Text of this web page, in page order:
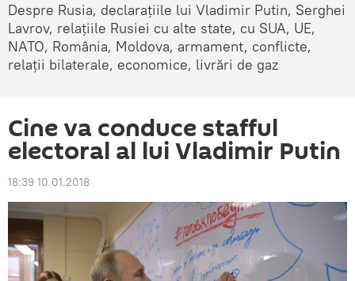
Despre Rusia, declarațiile lui Vladimir Putin, Serghei
Lavrov, relațiile Rusiei cu alte state, cu SUA, UE,
NATO, România, Moldova, armament, conflicte,
relații bilaterale, economice, livrări de gaz
Cine va conduce stafful
electoral al lui Vladimir Putin
18:39 10.01.2018